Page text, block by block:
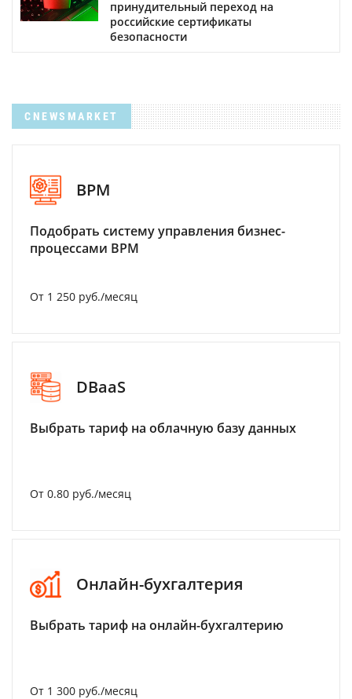
принудительный переход на
российские сертификаты
безопасности
CNEWSMARKET
BPM
Подобрать систему управления бизнес-
процессами BPM
От 1 250 руб./месяц
DBaaS
Выбрать тариф на облачную базу данных
От 0.80 руб./месяц
Онлайн-бухгалтерия
Выбрать тариф на онлайн-бухгалтерию
От 1 300 руб./месяц